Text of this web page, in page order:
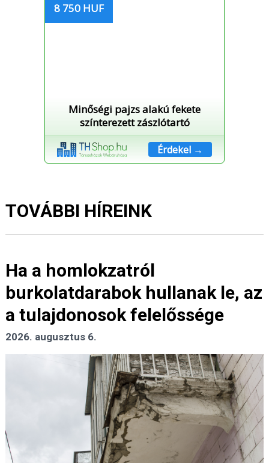
8 750 HUF
Minőségi pajzs alakú fekete
színterezett zászlótartó
Érdekel →
TOVÁBBI HÍREINK
Ha a homlokzatról
burkolatdarabok hullanak le, az
a tulajdonosok felelőssége
2026. augusztus 6.